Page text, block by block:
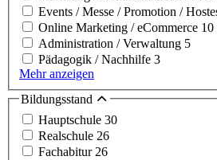
Events / Messe / Promotion /
Online Marketing / eCommerce 10
Administration / Verwaltung 5
Pädagogik / Nachhilfe 3
Mehr anzeigen
Bildungsstand
Hauptschule 30
Realschule 26
Fachabitur 26